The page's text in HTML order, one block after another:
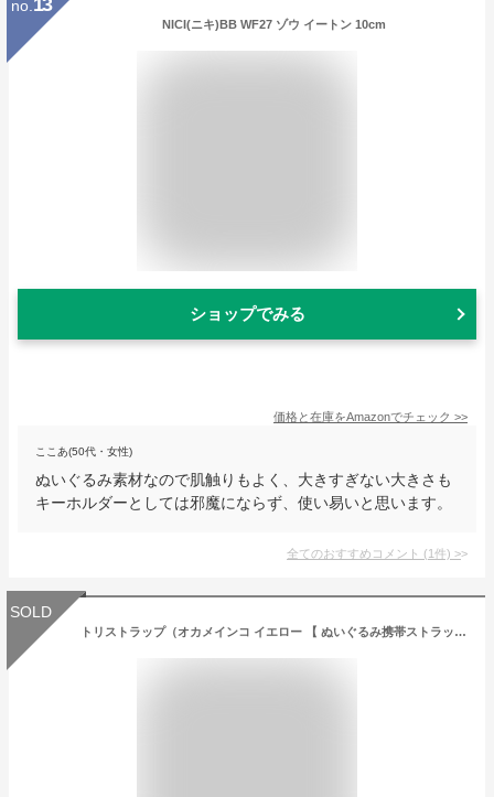
no.
NICI(ニキ)BB WF27 ゾウ イートン 10cm
ショップでみる
価格と在庫をAmazonでチェック >>
ここあ(50代・女性)
ぬいぐるみ素材なので肌触りもよく、大きすぎない大きさも
キーホルダーとしては邪魔にならず、使い易いと思います。
全てのおすすめコメント (1件) >
SOLD
トリストラップ（オカメインコ イエロー 【 ぬいぐるみ携帯ストラップ 鳥 アニマル 動物 バード オウム 白オカメ トリ 小鳥 鳥 ぬいぐるみ ふわふわ ストラップ 】